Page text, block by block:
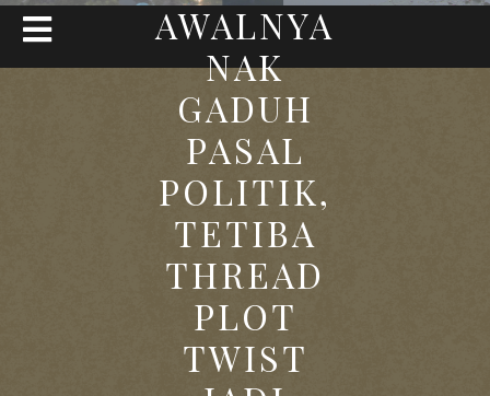
AWALNYA
NAK
GADUH
PASAL
POLITIK,
TETIBA
THREAD
PLOT
TWIST